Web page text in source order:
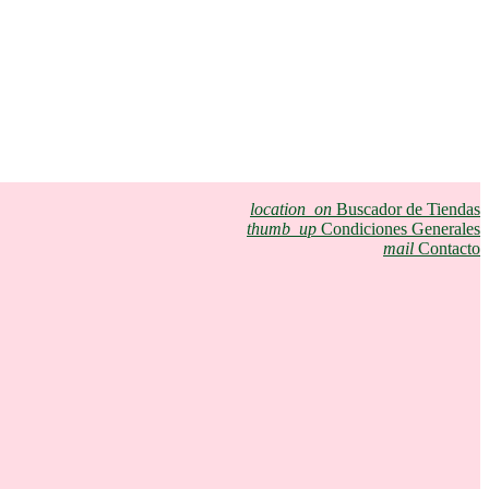
location_on Buscador de Tiendas
thumb_up Condiciones Generales
mail Contacto